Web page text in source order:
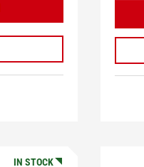
IN STOCK